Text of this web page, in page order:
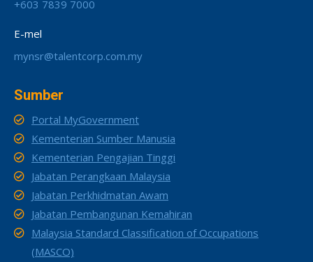
+603 7839 7000
E-mel
mynsr@talentcorp.com.my
Sumber
Portal MyGovernment
Kementerian Sumber Manusia
Kementerian Pengajian Tinggi
Jabatan Perangkaan Malaysia
Jabatan Perkhidmatan Awam
Jabatan Pembangunan Kemahiran
Malaysia Standard Classification of Occupations
(MASCO)